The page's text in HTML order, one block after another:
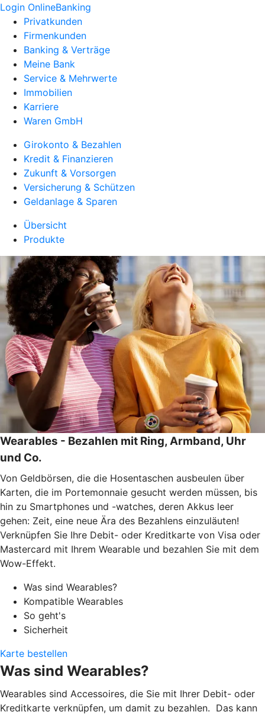
Login OnlineBanking
Privatkunden
Firmenkunden
Banking & Verträge
Meine Bank
Service & Mehrwerte
Immobilien
Karriere
Waren GmbH
Girokonto & Bezahlen
Kredit & Finanzieren
Zukunft & Vorsorgen
Versicherung & Schützen
Geldanlage & Sparen
Übersicht
Produkte
Wearables - Bezahlen mit Ring, Armband, Uhr
und Co.
Von Geldbörsen, die die Hosentaschen ausbeulen über
Karten, die im Portemonnaie gesucht werden müssen, bis
hin zu Smartphones und -watches, deren Akkus leer
gehen: Zeit, eine neue Ära des Bezahlens einzuläuten!
Verknüpfen Sie Ihre Debit- oder Kreditkarte von Visa oder
Mastercard mit Ihrem Wearable und bezahlen Sie mit dem
Wow-Effekt.
Was sind Wearables?
Kompatible Wearables
So geht's
Sicherheit
Karte bestellen
Was sind Wearables?
Wearables sind Accessoires, die Sie mit Ihrer Debit- oder
Kreditkarte verknüpfen, um damit zu bezahlen. Das kann